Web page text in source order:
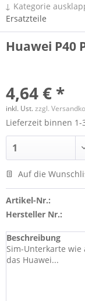
↓ Kategorie
Ersatzteile
Huawei P40
4,64 € *
inkl. Ust.zzgl.
Lieferzeit binnen 1-
Auf die
Artikel-Nr.:
Hersteller Nr.:
Beschreibung
Sim-Unterkarte
das Huawei...